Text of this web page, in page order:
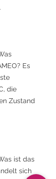
Es
die
Zustand
ist das
sich